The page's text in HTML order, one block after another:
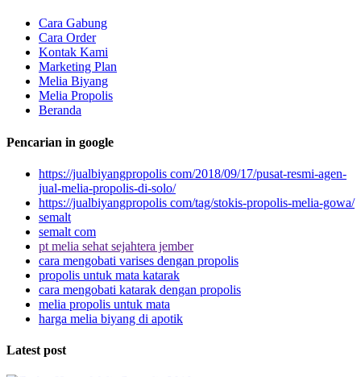
Cara Gabung
Cara Order
Kontak Kami
Marketing Plan
Melia Biyang
Melia Propolis
Beranda
Pencarian in google
https://jualbiyangpropolis com/2018/09/17/pusat-resmi-agen-
jual-melia-propolis-di-solo/
https://jualbiyangpropolis com/tag/stokis-propolis-melia-gowa/
semalt
semalt com
pt melia sehat sejahtera jember
cara mengobati varises dengan propolis
propolis untuk mata katarak
cara mengobati katarak dengan propolis
melia propolis untuk mata
harga melia biyang di apotik
Latest post